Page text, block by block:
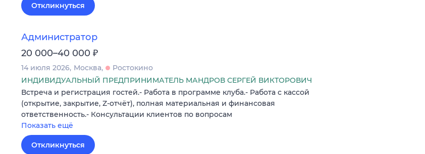
Откликнуться
Администратор
20 000–40 000 ₽
14 июля 2026 Москва
Ростокино
ИНДИВИДУАЛЬНЫЙ ПРЕДПРИНИМАТЕЛЬ МАНДРОВ СЕРГЕЙ ВИКТОРОВИЧ
Встреча и регистрация гостей.- Работа в программе клуба.- Работа с кассой
(открытие, закрытие, Z-отчёт), полная материальная и финансовая
ответственность.- Консультации клиентов по вопросам
Показать ещё
Откликнуться